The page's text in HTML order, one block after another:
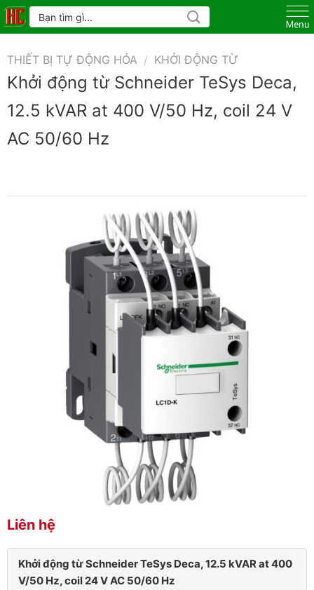
Skip
to
Tìm
kiếm:
THIẾT BỊ TỰ ĐỘNG HÓA / KHỞI ĐỘNG TỪ
Khởi động từ Schneider TeSys Deca,
12.5 kVAR at 400 V/50 Hz, coil 24 V
AC 50/60 Hz
Liên hệ
Khởi động từ Schneider TeSys Deca, 12.5 kVAR at 400
V/50 Hz, coil 24 V AC 50/60 Hz